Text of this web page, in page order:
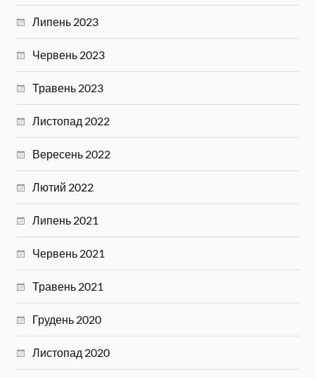
Липень 2023
Червень 2023
Травень 2023
Листопад 2022
Вересень 2022
Лютий 2022
Липень 2021
Червень 2021
Травень 2021
Грудень 2020
Листопад 2020